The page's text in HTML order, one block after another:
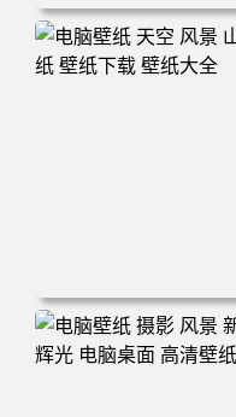
电脑壁纸 自然 河流 景
大全
电脑壁纸 天空 风景 山
下载 壁纸大全